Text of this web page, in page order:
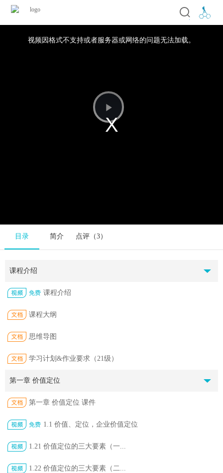
播
视频因格式不支持或者服务器或网络的问题无法加载。
目录 简介 点评（3）
课程介绍
免费 课程介绍
课程大纲
思维导图
学习计划&作业要求（21级）
第一章 价值定位
第一章 价值定位 课件
免费 1.1 价值、定位，企业价值定位
1.21 价值定位的三大要素（一...
1.22 价值定位的三大要素（二...